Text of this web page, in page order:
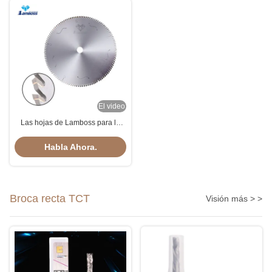
El video
Las hojas de Lamboss para la
hoja de carburo
Habla Ahora.
Broca recta TCT Visión más > >